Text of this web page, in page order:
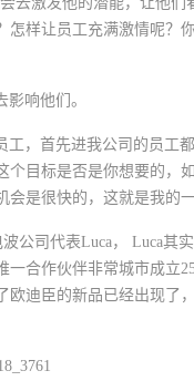
样让员工充满激情呢？
响他们。
首先进我公司的员工
目标是否是你想要的，
是很快的，这就是我的一
司代表Luca， Luca其实
合作伙伴非常城市成立
迪臣的新品已经出现了